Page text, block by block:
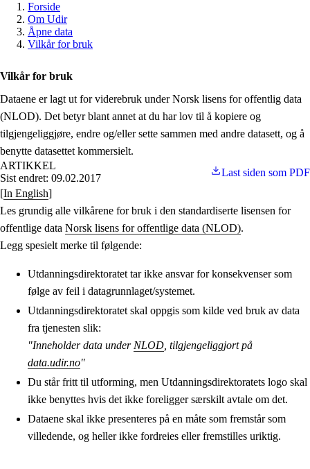
Forside
Om Udir
Åpne data
Vilkår for bruk
Vilkår for bruk
Dataene er lagt ut for viderebruk under Norsk lisens for offentlig data
(NLOD). Det betyr blant annet at du har lov til å kopiere og
tilgjengeliggjøre, endre og/eller sette sammen med andre datasett, og å
benytte datasettet kommersielt.
ARTIKKEL
Sist endret: 09.02.2017
Last siden som PDF
[In English]
Les grundig alle vilkårene for bruk i den standardiserte lisensen for
offentlige data Norsk lisens for offentlige data (NLOD).
Legg spesielt merke til følgende:
Utdanningsdirektoratet tar ikke ansvar for konsekvenser som
følge av feil i datagrunnlaget/systemet.
Utdanningsdirektoratet skal oppgis som kilde ved bruk av data
fra tjenesten slik:
"Inneholder data under NLOD , tilgjengeliggjort på
data.udir.no"
Du står fritt til utforming, men Utdanningsdirektoratets logo skal
ikke benyttes hvis det ikke foreligger særskilt avtale om det.
Dataene skal ikke presenteres på en måte som fremstår som
villedende, og heller ikke fordreies eller fremstilles uriktig.